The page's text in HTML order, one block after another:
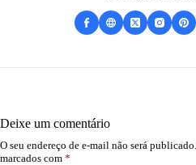
Deixe um comentário
O seu endereço de e-mail não será publicado.
marcados com *